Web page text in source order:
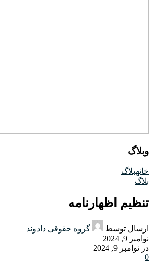
وبلاگ
خانهبلاگ
بلاگ
تنظیم اظهارنامه
ارسال توسط
گروه حقوقی دادوند
نوامبر 9, 2024
در نوامبر 9, 2024
0